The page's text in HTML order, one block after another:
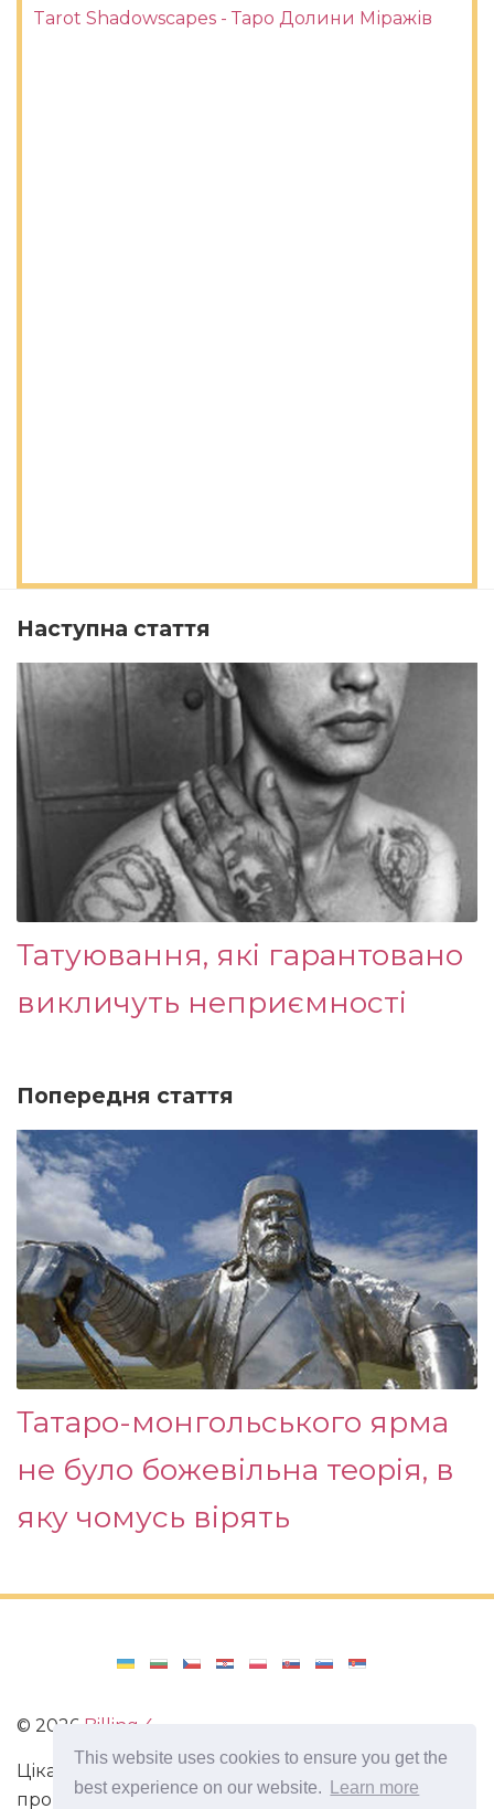
This website uses cookies to ensure you get the
best experience on our website.
Learn more
Tarot Shadowscapes - Таро Долини Міражів
Наступна стаття
Татуювання, які гарантовано
викличуть неприємності
Попередня стаття
Татаро-монгольського ярма
не було божевільна теорія, в
яку чомусь вірять
© 2026 Billing 4
Цікаві та захоплюючі факти з усього світу. Статті
про виживання в непередбачених ситуаціях.